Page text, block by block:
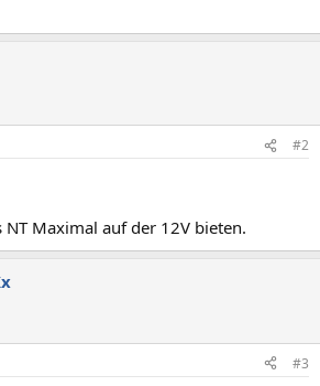
#2
Maximal auf der 12V bieten.
#3